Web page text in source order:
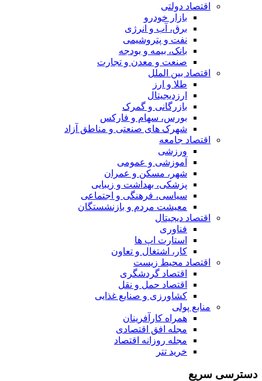
اقتصاد دولتی
بازار خودرو
برق، آب و انرژی
نفت و پتروشیمی
بانک، بیمه و بودجه
صنعت و معدن و تجارت
اقتصاد بین الملل
طلا و ارز
ارزدیجیتال
بازرگانی و گمرک
بورس، سهام و فارکس
شهرک های صنعتی و مناطق آزاد
اقتصاد جامعه
ورزشی
آموزشی و عمومی
شهر، مسکن و عمران
پزشکی، بهداشت و زیبایی
سیاسی، فرهنگی و اجتماعی
معیشت مردم و بازنشستگان
اقتصاد دیجیتال
فناوری
استارت اپ ها
کار، اشتغال و تعاون
اقتصاد محیط زیست
اقتصاد گردشگری
اقتصاد حمل و نقل
کشاورزی و صنایع غذایی
منابع پولی
همراه کارآفرینان
مجله افق اقتصادی
مجله روزانه اقتصاد
خرید تتر
دسترسی سریع